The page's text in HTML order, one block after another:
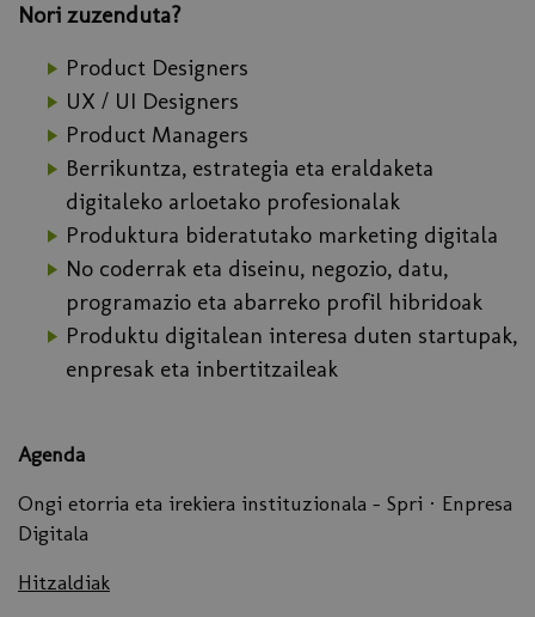
Nori zuzenduta?
Product Designers
UX / UI Designers
Product Managers
Berrikuntza, estrategia eta eraldaketa
digitaleko arloetako profesionalak
Produktura bideratutako marketing digitala
No coderrak eta diseinu, negozio, datu,
programazio eta abarreko profil hibridoak
Produktu digitalean interesa duten startupak,
enpresak eta inbertitzaileak
Agenda
Ongi etorria eta irekiera instituzionala – Spri · Enpresa
Digitala
Hitzaldiak